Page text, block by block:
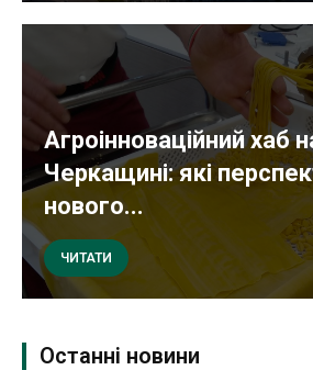
Агроінноваційний хаб
Черкащині: які
нового...
ЧИТАТИ
Останні новини